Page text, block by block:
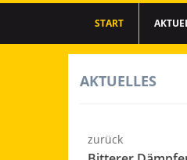
START
AKTUELLES
zurück